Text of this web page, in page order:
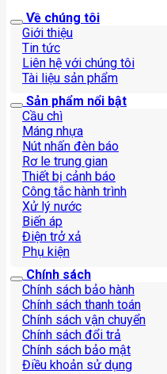
Về chúng tôi
Giới thiệu
Tin tức
Liên hệ với chúng tôi
Tài liệu sản phẩm
Sản phẩm nổi bật
Cầu chì
Máng nhựa
Nút nhấn đèn báo
Rơ le trung gian
Thiết bị cảnh báo
Công tắc hành trình
Xử lý nước
Biến áp
Điện trở xả
Phụ kiện
Chính sách
Chính sách bảo hành
Chính sách thanh toán
Chính sách vận chuyển
Chính sách đổi trả
Chính sách bảo mật
Điều khoản sử dụng